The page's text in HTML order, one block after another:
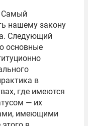
Самый
нашему закону
Следующий
основные
в
где имеются
— их
имеющими